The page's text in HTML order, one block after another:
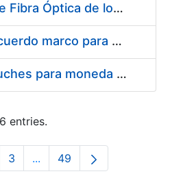
Conexión mediante Fibra Óptica de los Centros de Proceso de Datos (CPDs) de las sedes de la FNMT-RCM de Burgos y Madrid
Contratación de acuerdo marco para el Suministro de Material de Electricidad para la Fábrica Nacional de Moneda y Timbre-Real Casa de la Moneda en su centro de trabajo de Burgos
Suministro de estuches para moneda de 30 €
entries.
Page
3 ...Intermediate Pages Use
Page
49